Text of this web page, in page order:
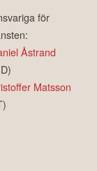
för
Åstrand
Matsson